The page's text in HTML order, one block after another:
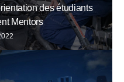
des étudiants
Mentors